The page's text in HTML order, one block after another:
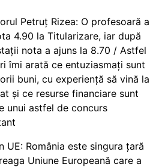
Petruț Rizea: O profesoară a
4.90 la Titularizare, iar după
nota a ajuns la 8.70 / Astfel
îmi arată ce entuziasmați sunt
buni, cu experiență să vină la
și ce resurse financiare sunt
unui astfel de concurs
UE: România este singura țară
Uniune Europeană care a